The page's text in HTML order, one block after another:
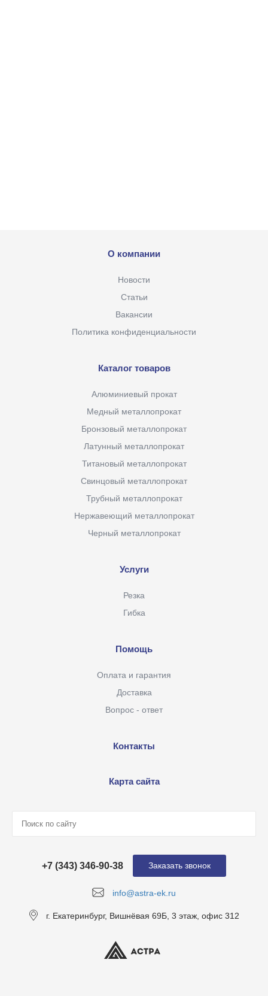
О компании
Новости
Статьи
Вакансии
Политика конфиденциальности
Каталог товаров
Алюминиевый прокат
Медный металлопрокат
Бронзовый металлопрокат
Латунный металлопрокат
Титановый металлопрокат
Свинцовый металлопрокат
Трубный металлопрокат
Нержавеющий металлопрокат
Черный металлопрокат
Услуги
Резка
Гибка
Помощь
Оплата и гарантия
Доставка
Вопрос - ответ
Контакты
Карта сайта
info@astra-ek.ru
+7 (343) 346-90-38
г. Екатеринбург, Вишнёвая 69Б, 3 этаж, офис 312
Заказать звонок